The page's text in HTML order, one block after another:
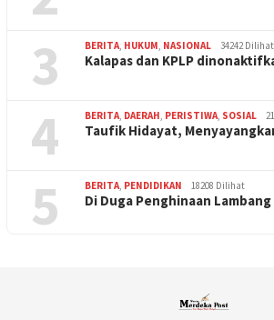
3 BERITA HUKUM NASIONAL 34242 Dilihat
Kalapas dan KPLP
4 BERITA DAERAH PERISTIWA SOSIAL
Taufik Hidayat,
5 BERITA PENDIDIKAN 18208 Dilihat
Di Duga Penghinaan